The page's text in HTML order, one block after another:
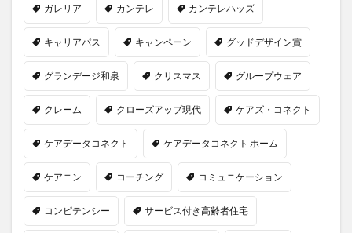
ガレリア カンテレ カンテレハッズ
キャリアパス キャンペーン グッドデザイン賞
グランデージ和泉 クリスマス グループウェア
クレーム クローズアップ現代 ケアズ・コネクト
ケアデータコネクト ケアデータコネクト ホーム
ケアニン コーチング コミュニケーション
コンピテンシー サービス付き高齢者住宅